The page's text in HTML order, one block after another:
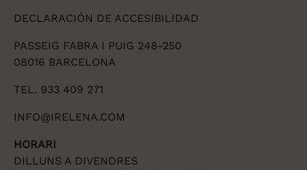
DECLARACIÓN DE ACCESIBILIDAD
PASSEIG FABRA I PUIG 248-250
08016 BARCELONA
TEL. 933 409 271
INFO@IRELENA.COM
HORARI
DILLUNS A DIVENDRES